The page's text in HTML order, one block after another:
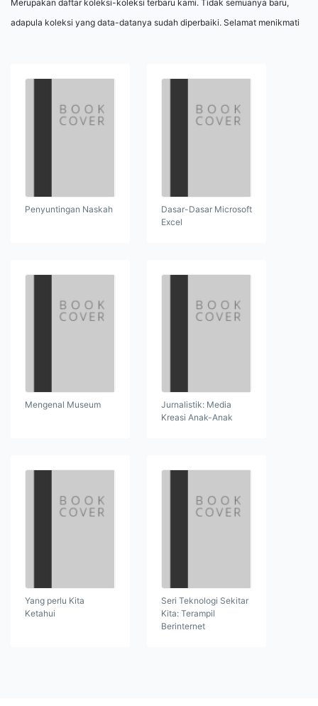
Merupakan daftar koleksi-koleksi terbaru kami. Tidak semuanya baru,
adapula koleksi yang data-datanya sudah diperbaiki. Selamat menikmati
Penyuntingan Naskah
Dasar-Dasar Microsoft
Excel
Mengenal Museum
Jurnalistik: Media
Kreasi Anak-Anak
Yang perlu Kita
Ketahui
Seri Teknologi Sekitar
Kita: Terampil
Berinternet